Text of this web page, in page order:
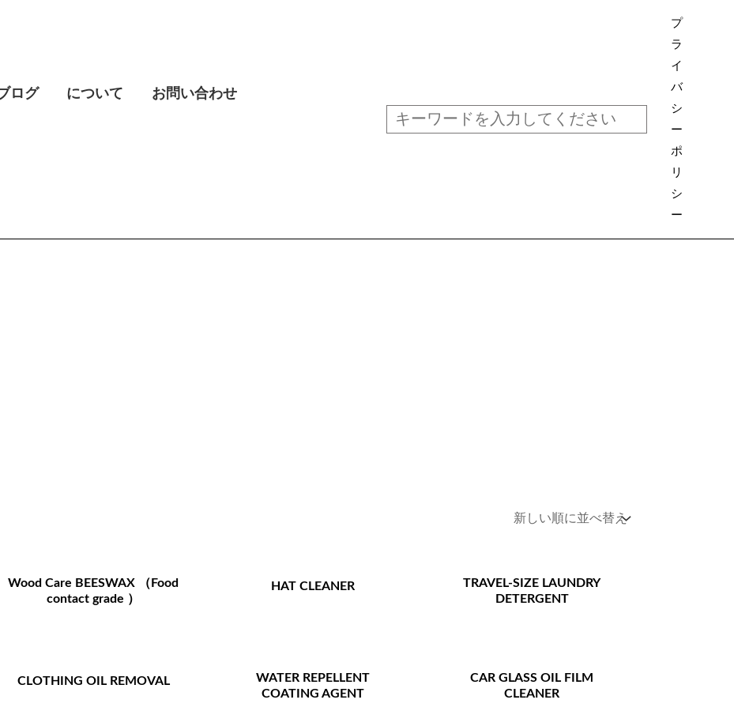
ログ について お問い合わせ
プ
ラ
イ
バ
シ
ー
ポ
リ
シ
ー
Wood Care BEESWAX （Food
contact grade ）
HAT CLEANER
TRAVEL-SIZE LAUNDRY
DETERGENT
CLOTHING OIL REMOVAL
WATER REPELLENT
COATING AGENT
CAR GLASS OIL FILM
CLEANER